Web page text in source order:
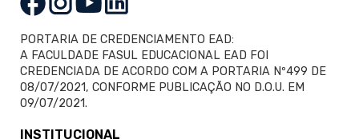
PORTARIA DE CREDENCIAMENTO EAD:
A FACULDADE FASUL EDUCACIONAL EAD FOI
CREDENCIADA DE ACORDO COM A PORTARIA Nº499 DE
08/07/2021, CONFORME PUBLICAÇÃO NO D.O.U. EM
09/07/2021.
INSTITUCIONAL